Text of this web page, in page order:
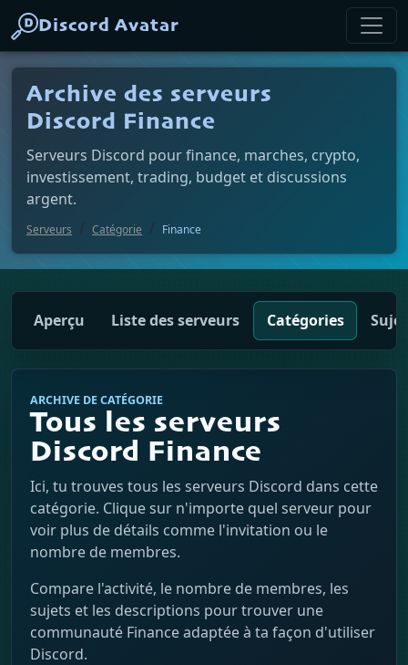
Discord Avatar
Archive des serveurs
Discord Finance
Serveurs Discord pour finance, marches, crypto,
investissement, trading, budget et discussions
argent.
Serveurs Catégorie Finance
Aperçu Liste des serveurs Catégories
ARCHIVE DE CATÉGORIE
Tous les serveurs
Discord Finance
Ici, tu trouves tous les serveurs Discord dans cette
catégorie. Clique sur n'importe quel serveur pour
voir plus de détails comme l'invitation ou le
nombre de membres.
Compare l'activité, le nombre de membres, les
sujets et les descriptions pour trouver une
communauté Finance adaptée à ta façon d'utiliser
Discord.